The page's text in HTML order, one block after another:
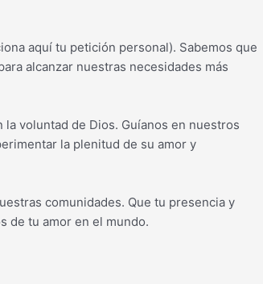
aquí tu petición personal). Sabemos que
alcanzar nuestras necesidades más
voluntad de Dios. Guíanos en nuestros
la plenitud de su amor y
comunidades. Que tu presencia y
de tu amor en el mundo.